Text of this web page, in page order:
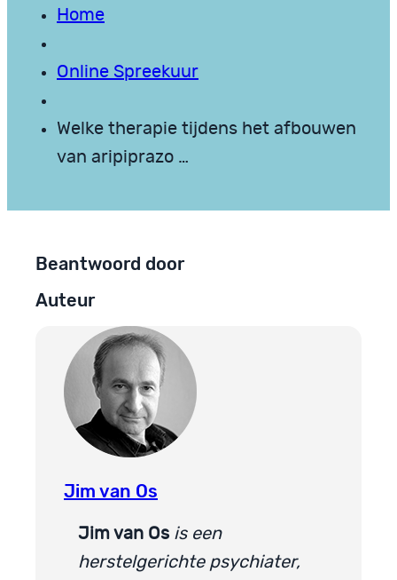
Home
Online Spreekuur
Welke therapie tijdens het afbouwen
van aripiprazo …
Beantwoord door
Auteur
Jim van Os
Jim van Os is een
herstelgerichte psychiater,